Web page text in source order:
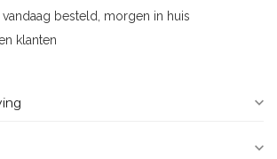
besteld, morgen in huis
klanten